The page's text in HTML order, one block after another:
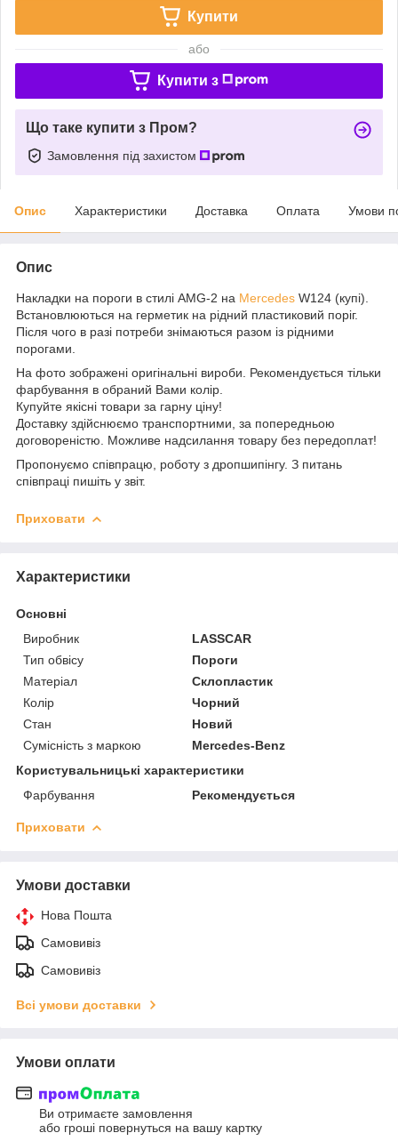
Купити
або
Купити з
Що таке купити з Пром?
Замовлення під захистом
Опис Характеристики Доставка Оплата Умови
Опис
Накладки на пороги в стилі AMG-2 на Mercedes W124 (купі).
Встановлюються на герметик на рідний пластиковий поріг.
Після чого в разі потреби знімаються разом із рідними
порогами.
На фото зображені оригінальні вироби. Рекомендується тільки
фарбування в обраний Вами колір.
Купуйте якісні товари за гарну ціну!
Доставку здійснюємо транспортними, за попередньою
договореністю. Можливе надсилання товару без передоплат!
Пропонуємо співпрацю, роботу з дропшипінгу. З питань
співпраці пишіть у звіт.
Приховати
Характеристики
Основні
Виробник
LASSCAR
Тип обвісу
Пороги
Матеріал
Склопластик
Колір
Чорний
Стан
Новий
Сумісність з маркою
Mercedes-Benz
Користувальницькі характеристики
Фарбування
Рекомендується
Приховати
Умови доставки
Нова Пошта
Самовивіз
Самовивіз
Всі умови доставки
Умови оплати
Ви отримаєте замовлення
або гроші повернуться на вашу картку